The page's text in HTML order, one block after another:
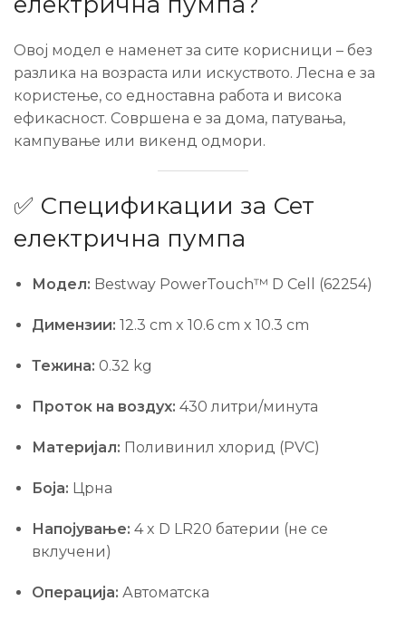
Овој модел е наменет за сите корисници – без
разлика на возраста или искуството. Лесна е за
користење, со едноставна работа и висока
ефикасност. Совршена е за дома, патувања,
кампување или викенд одмори.
✅ Спецификации за Сет
електрична пумпа
Модел: Bestway PowerTouch™ D Cell (62254)
Димензии: 12.3 cm x 10.6 cm x 10.3 cm
Тежина: 0.32 kg
Проток на воздух: 430 литри/минута
Материјал: Поливинил хлорид (PVC)
Боја: Црна
Напојување: 4 x D LR20 батерии (не се
вклучени)
Операција: Автоматска